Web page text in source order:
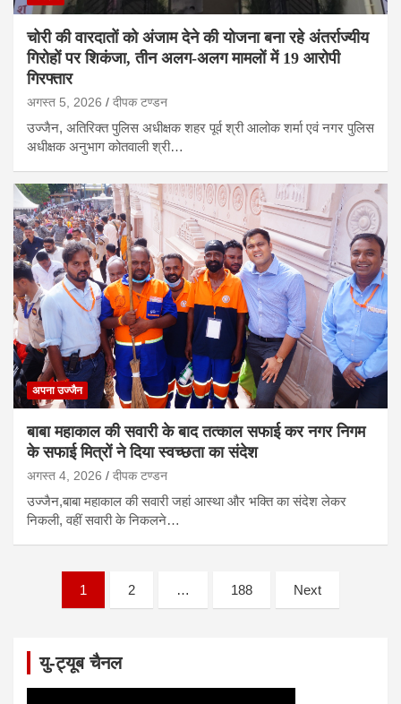
चोरी की वारदातों को अंजाम देने की योजना बना रहे अंतर्राज्यीय
गिरोहों पर शिकंजा, तीन अलग-अलग मामलों में 19 आरोपी
गिरफ्तार
अगस्त 5, 2026 दीपक टण्‍डन
उज्जैन, अतिरिक्त पुलिस अधीक्षक शहर पूर्व श्री आलोक शर्मा एवं नगर पुलिस
अधीक्षक अनुभाग कोतवाली श्री…
अपना उज्जैन
बाबा महाकाल की सवारी के बाद तत्काल सफाई कर नगर निगम
के सफाई मित्रों ने दिया स्वच्छता का संदेश
अगस्त 4, 2026 दीपक टण्‍डन
उज्जैन,बाबा महाकाल की सवारी जहां आस्था और भक्ति का संदेश लेकर
निकली, वहीं सवारी के निकलने…
1 2 … 188 Next
यु-ट्यूब चैनल